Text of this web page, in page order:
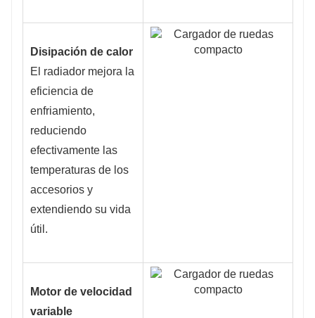
Disipación de calor
El radiador mejora la
eficiencia de
enfriamiento,
reduciendo
efectivamente las
temperaturas de los
accesorios y
extendiendo su vida
útil.
Motor de velocidad
variable